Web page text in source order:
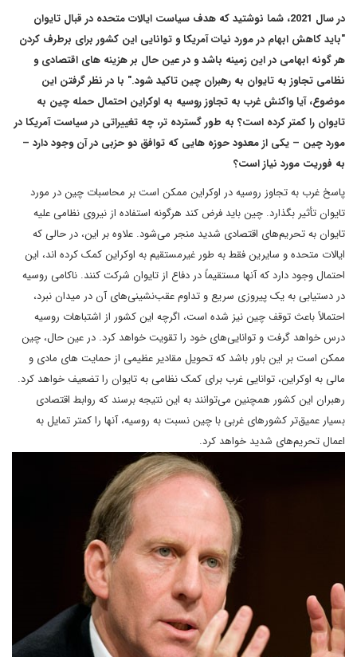
در سال 2021، شما نوشتید که هدف سیاست ایالات متحده در قبال تایوان
"باید کاهش ابهام در مورد نیات آمریکا و توانایی این کشور برای برطرف کردن
هر گونه ابهامی در این زمینه باشد و در عین حال بر هزینه های اقتصادی و
نظامی تجاوز به تایوان به رهبران چین تاکید شود." با در نظر گرفتن این
موضوع، آیا واکنش غرب به تجاوز روسیه به اوکراین احتمال حمله چین به
تایوان را کمتر کرده است؟ به طور گسترده تر، چه تغییراتی در سیاست آمریکا در
مورد چین – یکی از معدود حوزه هایی که توافق دو حزبی در آن وجود دارد –
به فوریت مورد نیاز است؟
پاسخ غرب به تجاوز روسیه در اوکراین ممکن است بر محاسبات چین در مورد
تایوان تأثیر بگذارد. چین باید فرض کند هرگونه استفاده از نیروی نظامی علیه
تایوان به تحریم‌های اقتصادی شدید منجر می‌شود. علاوه بر این، در حالی که
ایالات متحده و سایرین فقط به طور غیرمستقیم به اوکراین کمک کرده اند، این
احتمال وجود دارد که آنها مستقیماً در دفاع از تایوان شرکت کنند. ناکامی روسیه
در دستیابی به یک پیروزی سریع و تداوم عقب‌نشینی‌های آن در میدان نبرد،
احتمالاً باعث توقف چین نیز شده است، اگرچه این کشور از اشتباهات روسیه
درس خواهد گرفت و توانایی‌های خود را تقویت خواهد کرد. در عین حال، چین
ممکن است بر این باور باشد که تحویل مقادیر عظیمی از حمایت های مادی و
مالی به اوکراین، توانایی غرب برای کمک نظامی به تایوان را تضعیف خواهد کرد.
رهبران این کشور همچنین می‌توانند به این نتیجه برسند که روابط اقتصادی
بسیار عمیق‌تر کشورهای غربی با چین نسبت به روسیه، آنها را کمتر تمایل به
اعمال تحریم‌های شدید خواهد کرد.